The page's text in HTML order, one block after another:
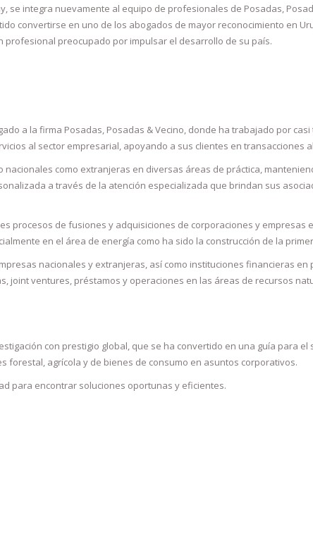
se integra nuevamente al equipo de profesionales de Posadas,
convertirse en uno de los abogados de mayor reconocimiento en
profesional preocupado por impulsar el desarrollo de su país.
a la firma Posadas, Posadas & Vecino, donde ha trabajado por
al sector empresarial, apoyando a sus clientes en transacciones
como extranjeras en diversas áreas de práctica,
a través de la atención especializada que brindan sus
procesos de fusiones y adquisiciones de corporaciones y empresas
en el área de energía como ha sido la construcción de la
nacionales y extranjeras, así como instituciones financieras
joint ventures, préstamos y operaciones en las áreas de recursos
con prestigio global, que se ha convertido en una guía para
forestal, agrícola y de bienes de consumo en asuntos corporativos.
para encontrar soluciones oportunas y eficientes.